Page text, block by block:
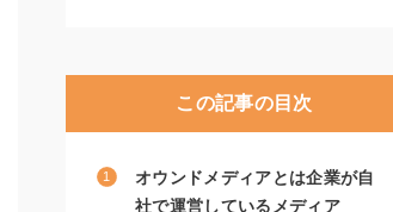
この記事の目次
オウンドメディアとは企業が自
社で運営しているメディア